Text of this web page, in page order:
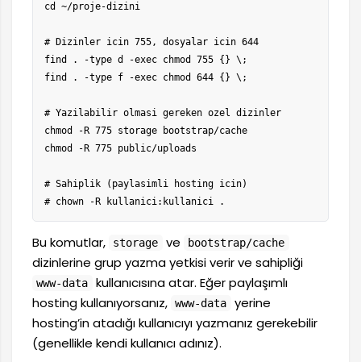
cd ~/proje-dizini
# Dizinler icin 755, dosyalar icin 644
find . -type d -exec chmod 755 {} \;
find . -type f -exec chmod 644 {} \;
# Yazilabilir olmasi gereken ozel dizinler
chmod -R 775 storage bootstrap/cache
chmod -R 775 public/uploads
# Sahiplik (paylasimli hosting icin)
# chown -R kullanici:kullanici .
Bu komutlar, storage ve bootstrap/cache
dizinlerine grup yazma yetkisi verir ve sahipliği
www-data
kullanıcısına atar. Eğer paylaşımlı
hosting kullanıyorsanız, www-data
yerine
hosting’in atadığı kullanıcıyı yazmanız gerekebilir
(genellikle kendi kullanıcı adınız).